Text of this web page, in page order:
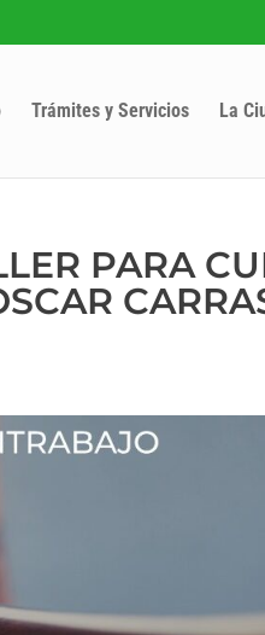
Trámites y Servicios La
PARA